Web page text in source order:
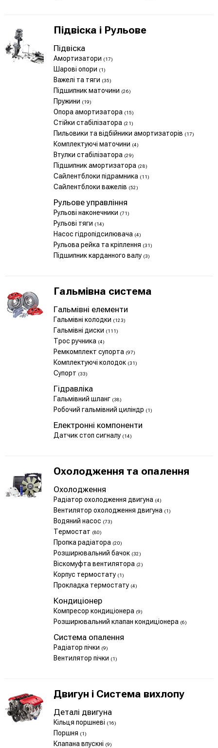
Підвіска і Рульове
Підвіска
Амортизатори (17)
Шарові опори (1)
Важелі та тяги (35)
Підшипник маточини (26)
Пружини (19)
Опора амортизатора (15)
Стійки стабілізатора (21)
Пильовики та відбійники амортизаторів (17)
Комплектуючі маточини (4)
Втулки стабілізатора (29)
Підшипник амортизатора (28)
Сайлентблоки підрамника (11)
Сайлентблоки важелів (52)
Рульове управління
Рульові наконечники (71)
Рульові тяги (14)
Насос гідропідсилювача (4)
Рульова рейка та кріплення (31)
Підшипник карданного валу (3)
Гальмівна система
Гальмівні елементи
Гальмівні колодки (123)
Гальмівні диски (111)
Трос ручника (4)
Ремкомплект супорта (97)
Комплектуючі колодок (31)
Супорт (33)
Гідравліка
Гальмівний шланг (38)
Робочий гальмівний циліндр (1)
Електронні компоненти
Датчик стоп сигналу (14)
Охолодження та опалення
Охолодження
Радіатор охолодження двигуна (4)
Вентилятор охолодження двигуна (1)
Водяний насос (73)
Термостат (80)
Пропка радіатора (20)
Розширювальний бачок (32)
Віскомуфта вентилятора (2)
Корпус термостату (1)
Прокладка термостату (4)
Кондиціонер
Компресор кондиціонера (9)
Розширювальний клапан кондиціонера (6)
Система опалення
Радіатор пічки (9)
Вентилятор пічки (1)
Двигун і Система вихлопу
Деталі двигуна
Кільця поршневі (16)
Поршня (1)
Клапана впускні (9)